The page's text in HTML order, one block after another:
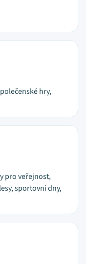
hry,
pro veřejnost,
sportovní dny,